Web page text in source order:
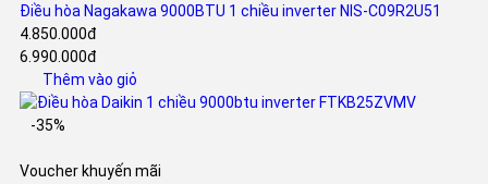
Điều hòa Nagakawa 9000BTU 1 chiều inverter NIS-C09R2U51
4.850.000đ
6.990.000đ
Thêm vào giỏ
-35%
Voucher khuyến mãi